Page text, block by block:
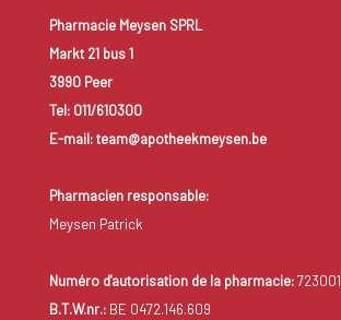
Pharmacie Meysen SPRL
Markt 21 bus 1
3990 Peer
Tel: 011/610300
E-mail: team@apotheekmeysen.be
Pharmacien responsable:
Meysen Patrick
Numéro d'autorisation de la pharmacie:723001
B.T.W.nr.:BE 0472.146.609